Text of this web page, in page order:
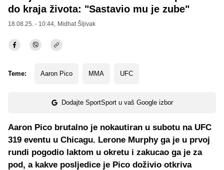
do kraja života: "Sastavio mu je zube"
18.08.25. - 10:44, Midhat Šljivak
Teme: Aaron Pico MMA UFC
Dodajte SportSport u vaš Google izbor
Aaron Pico brutalno je nokautiran u subotu na UFC
319 eventu u Chicagu. Lerone Murphy ga je u prvoj
rundi pogodio laktom u okretu i zakucao ga je za
pod, a kakve posljedice je Pico doživio otkriva